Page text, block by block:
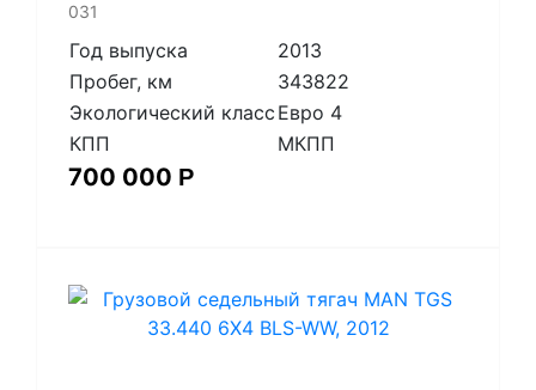
031
Год выпуска
2013
Пробег, км
343822
Экологический класс Евро 4
КПП
МКПП
700 000 Р